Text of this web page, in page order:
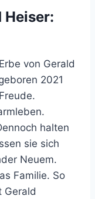
Heiser:
von Gerald
2021
halten
sie sich
Neuem.
Familie. So
Gerald